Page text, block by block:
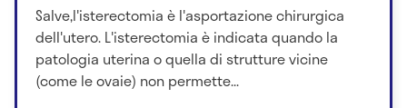
Salve,l'isterectomia è l'asportazione chirurgica
dell'utero. L'isterectomia è indicata quando la
patologia uterina o quella di strutture vicine
(come le ovaie) non permette...